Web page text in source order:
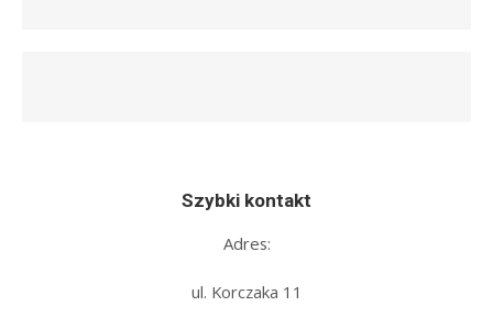
Szybki kontakt
Adres:
ul. Korczaka 11